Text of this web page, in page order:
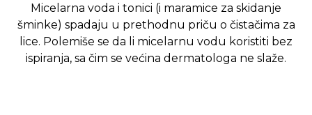
Micelarna voda i tonici (i maramice za skidanje
šminke) spadaju u prethodnu priču o čistačima za
lice. Polemiše se da li micelarnu vodu koristiti bez
ispiranja, sa čim se većina dermatologa ne slaže.